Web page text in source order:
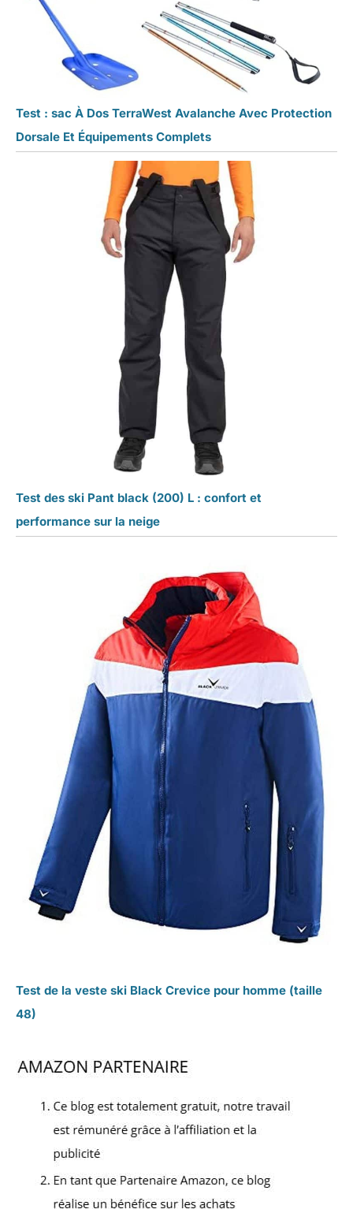
Test : sac À Dos TerraWest Avalanche Avec Protection
Dorsale Et Équipements Complets
Test des ski Pant black (200) L : confort et
performance sur la neige
Test de la veste ski Black Crevice pour homme (taille
48)